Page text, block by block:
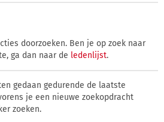
doorzoeken. Ben je op zoek naar
ga dan naar de ledenlijst.
gedaan gedurende de laatste
je een nieuwe zoekopdracht
zoeken.